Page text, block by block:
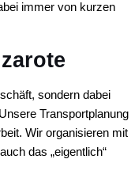
immer von kurzen
sondern dabei
Transportplanung
Wir organisieren mit
das „eigentlich“